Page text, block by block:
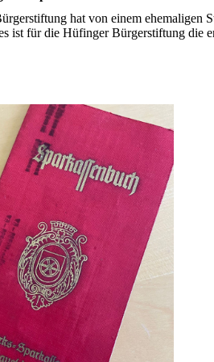
hat von einem ehemaligen
ist für ‎die Hüfinger Bürgerstiftung die